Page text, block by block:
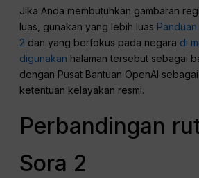
Jika Anda membutuhkan gambaran
luas, gunakan yang lebih luas
2 dan yang berfokus pada negara di
digunakan halaman tersebut sebagai
dengan Pusat Bantuan OpenAI
ketentuan kelayakan resmi.
Perbandingan
Sora 2